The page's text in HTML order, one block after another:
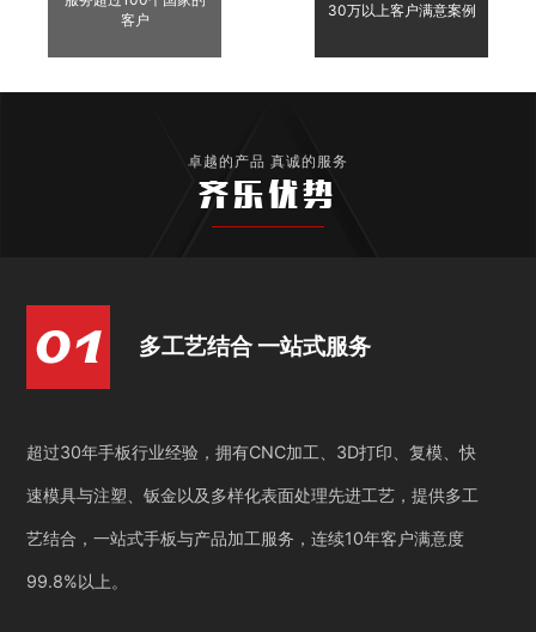
客户
30万以上客户满意案例
卓越的产品 真诚的服务
齐乐优势
多工艺结合 一站式服务
超过30年手板行业经验，拥有CNC加工、3D打印、复模、快
速模具与注塑、钣金以及多样化表面处理先进工艺，提供多工
艺结合，一站式手板与产品加工服务，连续10年客户满意度
99.8%以上。